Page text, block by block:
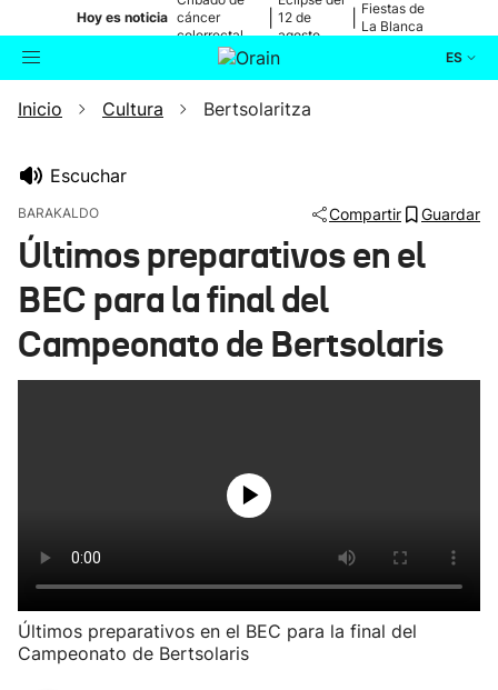
Hoy es noticia cáncer
colorrectal
12 de
agosto
Fiestas de
La Blanca
ES
Buscador Actualidad
Ikusmiran
Eguraldia
Inicio Cultura Bertsolaritza
Escuchar
BARAKALDO Compartir Guardar
Últimos preparativos en el
BEC para la final del
Campeonato de Bertsolaris
Últimos preparativos en el BEC para la final del
Campeonato de Bertsolaris